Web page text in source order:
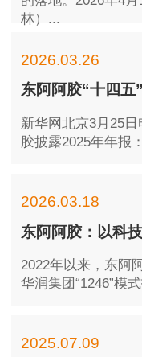
林）...
新华网北京3月25
胶披露2025年年报
2026.03.26
东阿阿胶：以科
2022年以来，东阿
华润集团“1246”模
2026.03.18
2025.07.09